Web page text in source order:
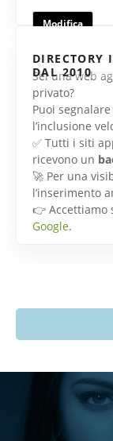
Modifica
DIRECTORY
DAL 2010
Sei una web
privato?
Puoi
l’inclusione
✅ Tutti i siti
ricevono un
🚀 Per una
l’inserimento
👉 Accettiamo
Google.